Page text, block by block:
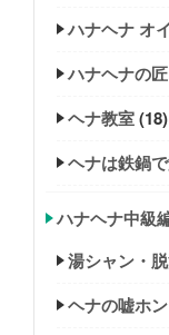
ハナヘナ オ
ハナヘナの匠
ヘナ教室(18)
ヘナは鉄鍋
ハナヘナ中級
湯シャン・
ヘナの嘘ホ